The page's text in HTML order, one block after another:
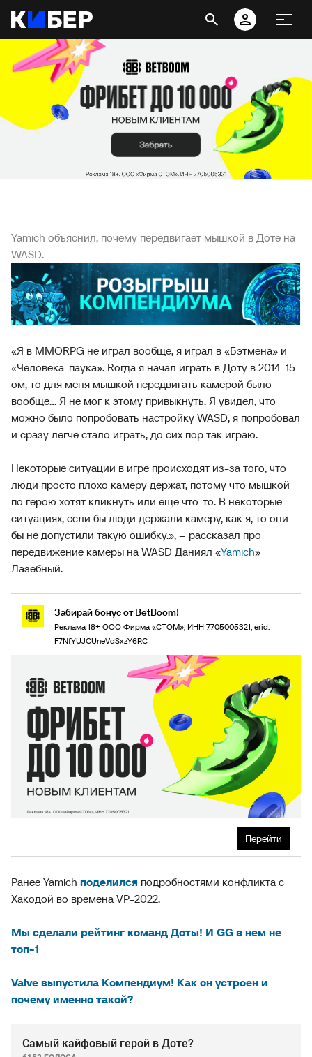
Yamich объяснил, почему передвигает мышкой в Доте на
WASD.
«Я в MMORPG не играл вообще, я играл в «Бэтмена» и
«Человека-паука». Rогда я начал играть в Доту в 2014-15-
ом, то для меня мышкой передвигать камерой было
вообще... Я не мог к этому привыкнуть. Я увидел, что
можно было попробовать настройку WASD, я попробовал
и сразу легче стало играть, до сих пор так играю.
Некоторые ситуации в игре происходят из-за того, что
люди просто плохо камеру держат, потому что мышкой
по герою хотят кликнуть или еще что-то. В некоторые
ситуациях, если бы люди держали камеру, как я, то они
бы не допустили такую ошибку.», – рассказал про
передвижение камеры на WASD Даниял «Yamich»
Лазебный.
Забирай бонус от BetBoom!
Реклама 18+ ООО Фирма «СТОМ», ИНН 7705005321, erid:
F7NfYUJCUneVdSxzY6RC
Перейти
Ранее Yamich поделился подробностями конфликта с
Хакодой во времена VP-2022.
Мы сделали рейтинг команд Доты! И GG в нем не
топ-1
Valve выпустила Компендиум! Как он устроен и
почему именно такой?
Самый кайфовый герой в Доте?